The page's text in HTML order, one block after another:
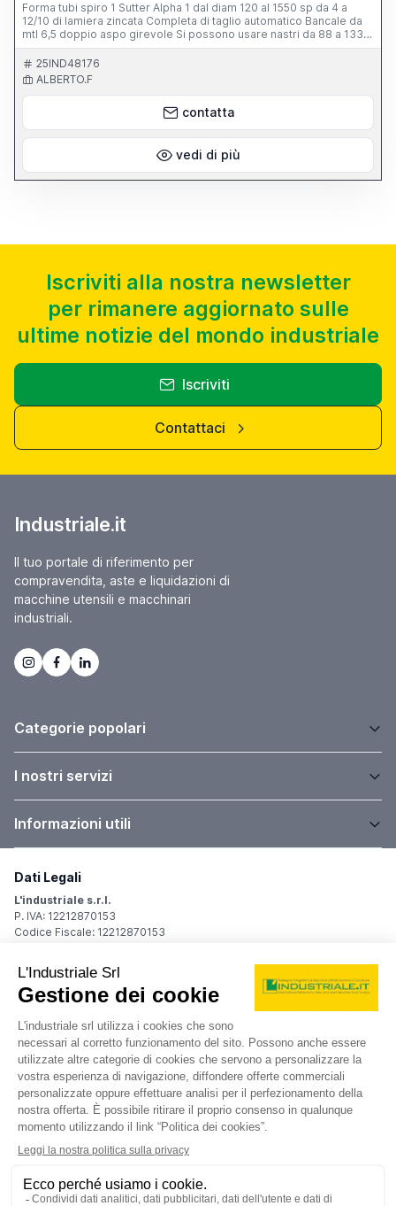
Forma tubi spiro 1 Sutter Alpha 1 dal diam 120 al 1550 sp da 4 a
12/10 di lamiera zincata Completa di taglio automatico Bancale da
mtl 6,5 doppio aspo girevole Si possono usare nastri da 88 a 133
mm ., attualmente è stata regolata erifunziona benissimo .
completa delle dime da 127 mm a 1550 mm vendiamo solo in italia
o tramite intermediario italiano ho foto e video ma non riesco a
caricarli, vendo assieme kg 4500 di lamiera zincata sv 99 mmz 200
25IND48176
ALBERTO.F
contatta
vedi di più
Iscriviti alla nostra newsletter
per rimanere aggiornato sulle
ultime notizie del mondo industriale
Iscriviti
Contattaci
Industriale.it
Il tuo portale di riferimento per
compravendita, aste e liquidazioni di
macchine utensili e macchinari
industriali.
Categorie popolari
I nostri servizi
Informazioni utili
Dati Legali
L'industriale s.r.l.
P. IVA: 12212870153
Codice Fiscale: 12212870153
Sede Legale
Via Carlo Dolci, 32
20148 Milano (MI)
Italy
Registro Imprese
Iscrizione R.I.: 12212870153
REA: MI-1539011
Capitale sociale: Euro 10.400,00 i.v.
Contatti
info@industriale.it
PEC:industriale@pec.industriale.it